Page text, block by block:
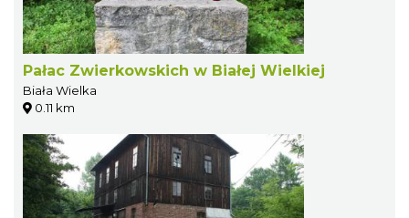
Pałac Zwierkowskich w Białej Wielkiej
Biała Wielka
0.11 km